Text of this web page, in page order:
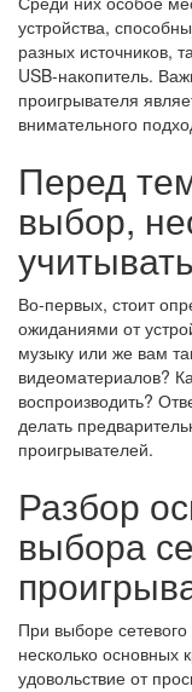
устройства,
разных источников,
USB-накопитель.
проигрывателя
внимательного
Перед
выбор,
Во-первых, стоит
ожиданиями от
музыку или же вам
видеоматериалов?
воспроизводить?
делать
проигрывателей.
Разбор
выбора
При выборе
несколько основных
удовольствие от